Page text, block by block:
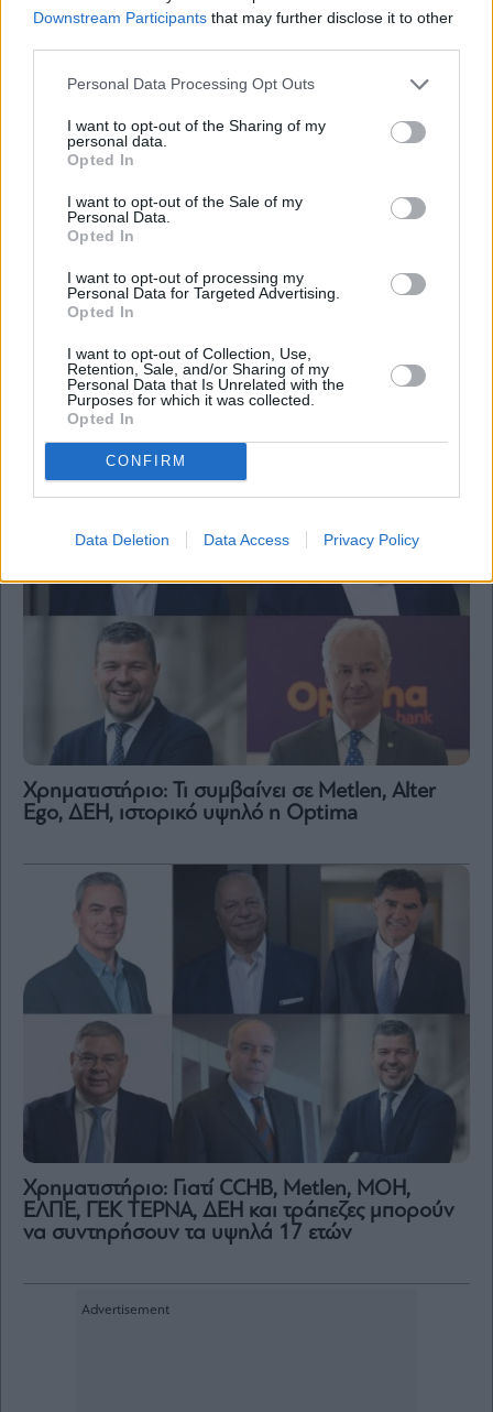
Downstream Participants that may further disclose it to other
Personal Data Processing Opt Outs
I want to opt-out of the Sharing of my
personal data.
Opted In
I want to opt-out of the Sale of my
Personal Data.
Opted In
I want to opt-out of processing my
Personal Data for Targeted Advertising.
Opted In
I want to opt-out of Collection, Use,
Retention, Sale, and/or Sharing of my
Personal Data that Is Unrelated with the
Purposes for which it was collected.
Opted In
CONFIRM
Data Deletion Data Access Privacy Policy
Terms
των short – Όλο το παρασκήνιο
Η απαγόρευση έφερε… συμφωνία-ρεκόρ με
23,4 εκατ. ευρώ στη Μάντσεστερ Γιουνάιτεντ
Χρηματιστήριο: Τι συμβαίνει σε Metlen, Αlter
Ego, ΔΕΗ, ιστορικό υψηλό η Optima
Χρηματιστήριο: Γιατί CCHB, Metlen, MOH,
ΕΛΠΕ, ΓΕΚ ΤΕΡΝΑ, ΔΕΗ και τράπεζες μπορούν
να συντηρήσουν τα υψηλά 17 ετών